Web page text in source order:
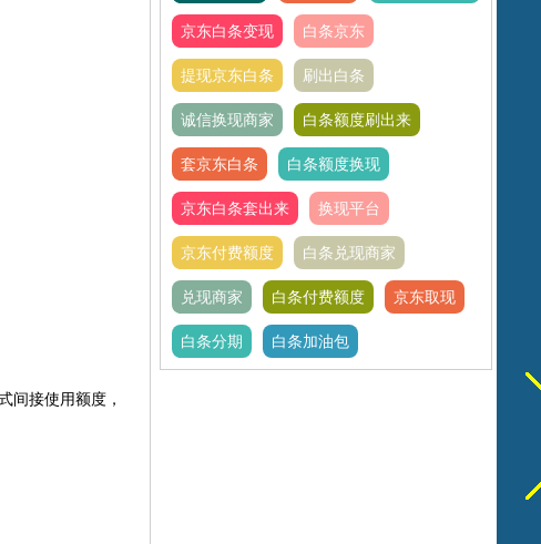
间接使用额度，
京东白条变现 白条京东
提现京东白条 刷出白条
诚信换现商家 白条额度刷出来
套京东白条 白条额度换现
京东白条套出来 换现平台
京东付费额度 白条兑现商家
兑现商家 白条付费额度 京东取现
白条分期 白条加油包